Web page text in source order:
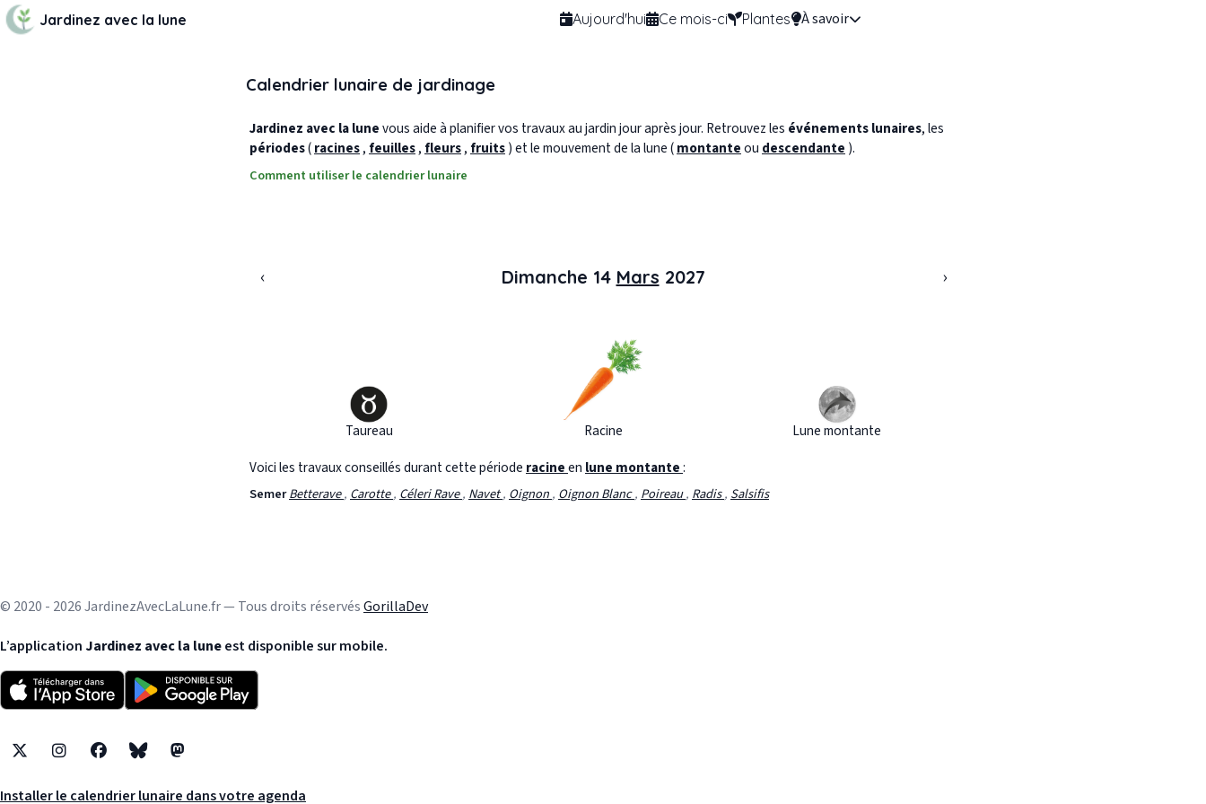
Jardinez avec la lune Aujourd'hui Ce mois-ci Plantes À savoir
Calendrier lunaire de jardinage
Jardinez avec la lunevous aide à planifier vos travaux au jardin jour après jour. Retrouvez les événements lunaires, les
périodes(racines, feuilles, fleurs, fruits) et le mouvement de la lune (montanteou descendante ).
Comment utiliser le calendrier lunaire
‹ Dimanche 14 Mars 2027 ›
Taureau Racine
Lune montante
Voici les travaux conseillés durant cette période racineen lune montante:
SemerBetterave,Carotte,Céleri Rave,Navet,Oignon,Oignon Blanc,Poireau,Radis,Salsifis
© 2020 - 2026 JardinezAvecLaLune.fr — Tous droits réservésGorillaDev
L’application Jardinez avec la luneest disponible sur mobile.
X InstagramFacebookBlueskyMastodon
Installer le calendrier lunaire dans votre agenda